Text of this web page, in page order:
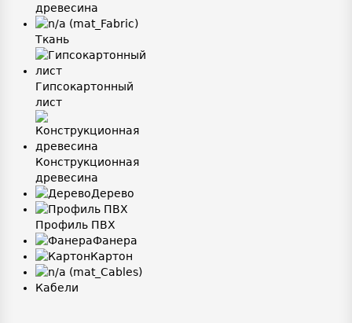
древесина
Ткань
Гипсокартонный
лист
Конструкционная
древесина
Дерево
Профиль ПВХ
Фанера
Картон
Кабели